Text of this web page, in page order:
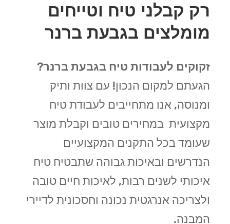
רק קבלני טיח וטייחים
מומלצים בגבעת ברנר
זקוקים לעבודות טיח בגבעת ברנר?
הגעתם למקום הנכון! עם צוות ותיק
ומנוסה, אנו מתחייבים לעבודת טיח
מקצועית במחירים טובים וקבלת מוצר
שעומד בכל התקנים המקצועיים
הנדרשים ובאיכות גבוהה שתבטיח טיח
איכותי לשנים רבות, לאיכות חיים טובה
ולצריכה אנרגטית נכונה וחסכונית לדיירי
המבנה.